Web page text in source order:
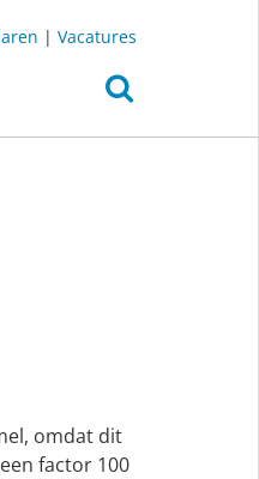
| Vacatures
omdat dit
factor 100